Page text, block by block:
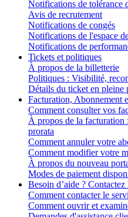
Notifications de tolérance
Avis de recrutement
Notifications de congés
Notifications de l'espace
Notifications de
Tickets et politiques
À propos de la billetterie
Politiques : Visibilité,
Détails du ticket en pleine
Facturation, Abonnement
Comment consulter vos
À propos de la facturation
prorata
Comment annuler votre
Comment modifier votre
À propos du nouveau
Modes de paiement
Besoin d’aide ?
Comment contacter le
Comment ouvrir et